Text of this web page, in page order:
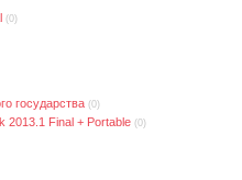
(0)
государства (0)
2013.1 Final + Portable (0)